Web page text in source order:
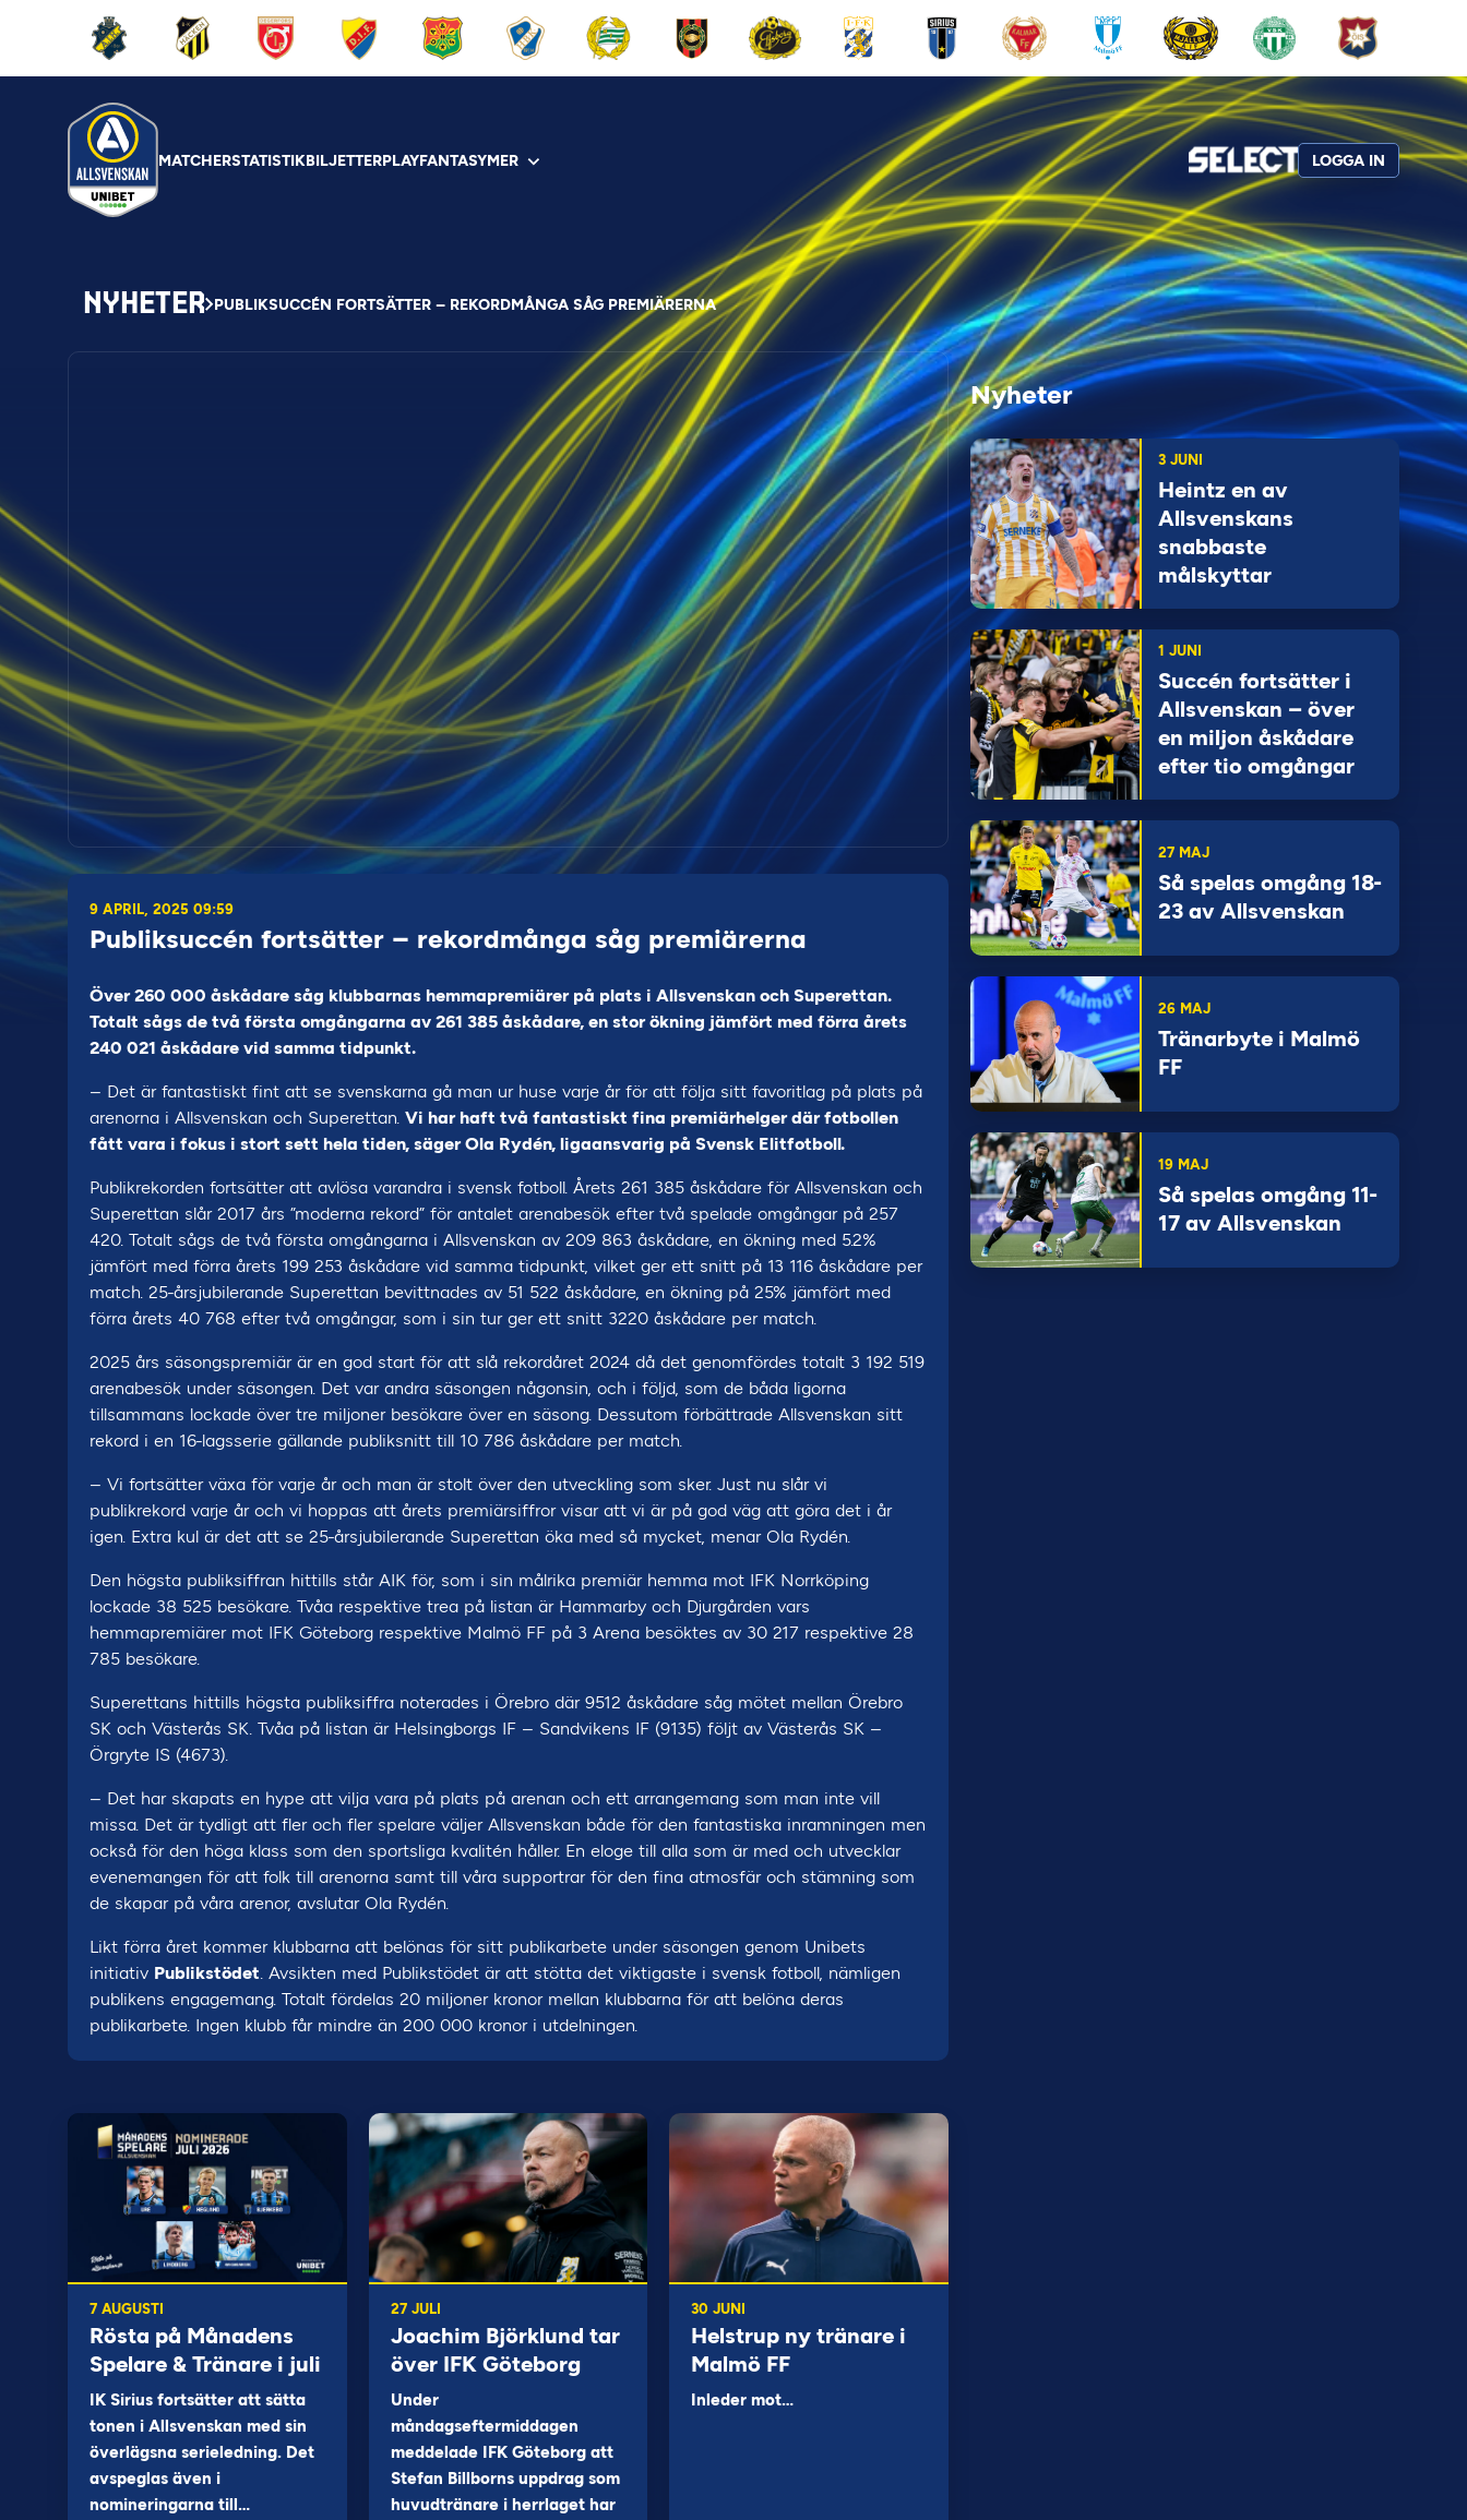
MATCHERSTATISTIKBILJETTERPLAYFANTASYMER LOGGA IN
NYHETER PUBLIKSUCCÉN FORTSÄTTER – REKORDMÅNGA SÅG PREMIÄRERNA
9 APRIL, 2025 09:59
Publiksuccén fortsätter – rekordmånga såg premiärerna
Över 260 000 åskådare såg klubbarnas hemmapremiärer på plats i Allsvenskan och Superettan.
Totalt sågs de två första omgångarna av 261 385 åskådare, en stor ökning jämfört med förra årets
240 021 åskådare vid samma tidpunkt.
– Det är fantastiskt fint att se svenskarna gå man ur huse varje år för att följa sitt favoritlag på plats på
arenorna i Allsvenskan och Superettan. Vi har haft två fantastiskt fina premiärhelger där fotbollen
fått vara i fokus i stort sett hela tiden, säger Ola Rydén, ligaansvarig på Svensk Elitfotboll.
Publikrekorden fortsätter att avlösa varandra i svensk fotboll. Årets 261 385 åskådare för Allsvenskan och
Superettan slår 2017 års ”moderna rekord” för antalet arenabesök efter två spelade omgångar på 257
420. Totalt sågs de två första omgångarna i Allsvenskan av 209 863 åskådare, en ökning med 5.2%
jämfört med förra årets 199 253 åskådare vid samma tidpunkt, vilket ger ett snitt på 13 116 åskådare per
match. 25-årsjubilerande Superettan bevittnades av 51 522 åskådare, en ökning på 25% jämfört med
förra årets 40 768 efter två omgångar, som i sin tur ger ett snitt 3220 åskådare per match.
2025 års säsongspremiär är en god start för att slå rekordåret 2024 då det genomfördes totalt 3 192 519
arenabesök under säsongen. Det var andra säsongen någonsin, och i följd, som de båda ligorna
tillsammans lockade över tre miljoner besökare över en säsong. Dessutom förbättrade Allsvenskan sitt
rekord i en 16-lagsserie gällande publiksnitt till 10 786 åskådare per match.
– Vi fortsätter växa för varje år och man är stolt över den utveckling som sker. Just nu slår vi
publikrekord varje år och vi hoppas att årets premiärsiffror visar att vi är på god väg att göra det i år
igen. Extra kul är det att se 25-årsjubilerande Superettan öka med så mycket, menar Ola Rydén.
Den högsta publiksiffran hittills står AIK för, som i sin målrika premiär hemma mot IFK Norrköping
lockade 38 525 besökare. Tvåa respektive trea på listan är Hammarby och Djurgården vars
hemmapremiärer mot IFK Göteborg respektive Malmö FF på 3 Arena besöktes av 30 217 respektive 28
785 besökare.
Superettans hittills högsta publiksiffra noterades i Örebro där 9512 åskådare såg mötet mellan Örebro
SK och Västerås SK. Tvåa på listan är Helsingborgs IF – Sandvikens IF (9135) följt av Västerås SK –
Örgryte IS (4673).
– Det har skapats en hype att vilja vara på plats på arenan och ett arrangemang som man inte vill
missa. Det är tydligt att fler och fler spelare väljer Allsvenskan både för den fantastiska inramningen men
också för den höga klass som den sportsliga kvalitén håller. En eloge till alla som är med och utvecklar
evenemangen för att folk till arenorna samt till våra supportrar för den fina atmosfär och stämning som
de skapar på våra arenor, avslutar Ola Rydén.
Likt förra året kommer klubbarna att belönas för sitt publikarbete under säsongen genom Unibets
initiativ Publikstödet. Avsikten med Publikstödet är att stötta det viktigaste i svensk fotboll, nämligen
publikens engagemang. Totalt fördelas 20 miljoner kronor mellan klubbarna för att belöna deras
publikarbete. Ingen klubb får mindre än 200 000 kronor i utdelningen.
7 AUGUSTI
Rösta på Månadens
Spelare & Tränare i juli
IK Sirius fortsätter att sätta
tonen i Allsvenskan med sin
överlägsna serieledning. Det
avspeglas även i
nomineringarna till…
27 JULI
Joachim Björklund tar
över IFK Göteborg
Under
måndagseftermiddagen
meddelade IFK Göteborg att
Stefan Billborns uppdrag som
huvudtränare i herrlaget har
30 JUNI
Helstrup ny tränare i
Malmö FF
Inleder mot…
Nyheter
3 JUNI
Heintz en av
Allsvenskans
snabbaste
målskyttar
1 JUNI
Succén fortsätter i
Allsvenskan – över
en miljon åskådare
efter tio omgångar
27 MAJ
Så spelas omgång 18-
23 av Allsvenskan
26 MAJ
Tränarbyte i Malmö
FF
19 MAJ
Så spelas omgång 11-
17 av Allsvenskan